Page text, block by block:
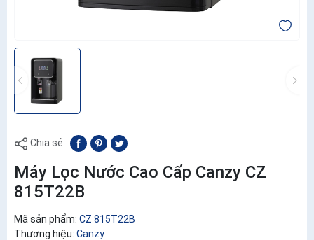
Chia sẻ
Máy Lọc Nước Cao Cấp Canzy CZ
815T22B
Mã sản phẩm: CZ 815T22B
Thương hiệu: Canzy